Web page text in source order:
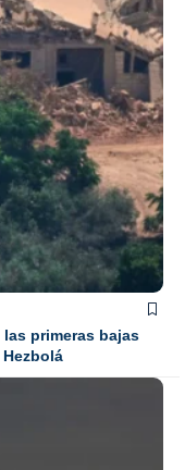
primeras bajas